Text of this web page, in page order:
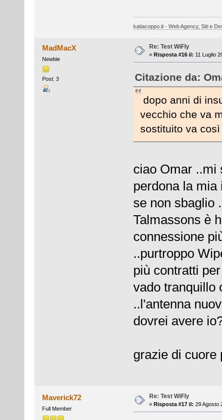
katiacoppo.it - Web Agency, Siti e
MadMacX
Newbie
Post: 3
Re: Test WiFly
« Risposta #16 il: 11 Luglio
Citazione da:
dopo anni di
vecchio che va
sostituito va così
ciao Omar ..mi
perdona la mia
se non sbaglio
Talmassons è
connessione
..purtroppo
più contratti
vado tranquillo
..l'antenna
dovrei avere
grazie di
Maverick72
Full Member
Re: Test WiFly
« Risposta #17 il: 29 Agosto